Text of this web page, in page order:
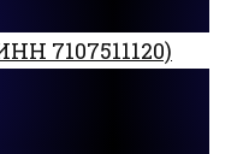
7107511120)